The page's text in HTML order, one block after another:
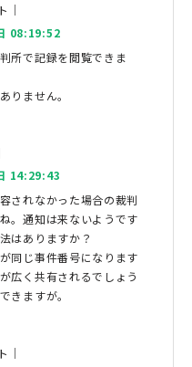
｜
08:19:52
所で記録を閲覧できま
りません。
14:29:43
されなかった場合の裁判
。通知は来ないようです
はありますか？
同じ事件番号になります
広く共有されるでしょう
きますが。
｜